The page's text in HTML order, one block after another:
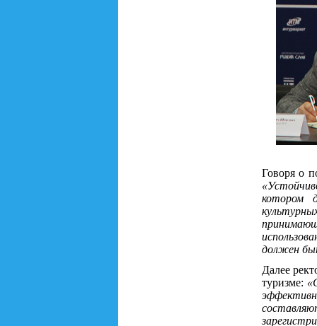
Говоря о
котором
должен
Далее
туризме: